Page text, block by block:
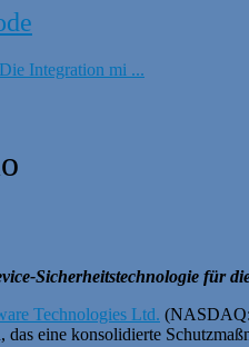
Integration mi ...
Sicherheitstechnologie für
Technologies Ltd. (NASDAQ:
eine konsolidierte